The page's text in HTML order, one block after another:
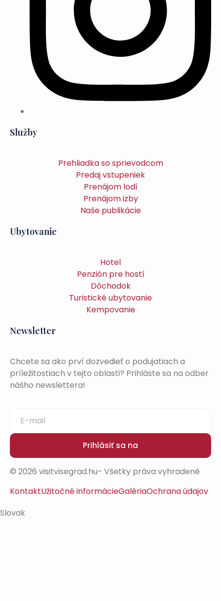
Služby
Prehliadka so sprievodcom
Predaj vstupeniek
Prenájom lodí
Prenájom izby
Naše publikácie
Ubytovanie
Hotel
Penzión pre hostí
Dôchodok
Turistické ubytovanie
Kempovanie
Newsletter
Chcete sa ako prví dozvedieť o podujatiach a
príležitostiach v tejto oblasti? Prihláste sa na odber
nášho newslettera!
Prihlásiť sa na
© 2026 visitvisegrad.hu- Všetky práva vyhradené
KontaktUžitočné informácieGalériaOchrana údajov
Slovak